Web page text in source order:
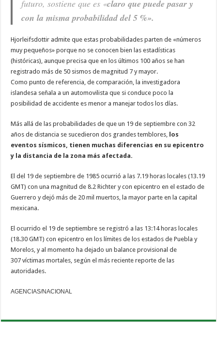
futuro, sostiene que es «claro que puede pasar y
con la misma probabilidad del 5 %».
Hjorleifsdottir admite que estas probabilidades parten de «números
muy pequeños» porque no se conocen bien las estadísticas
(históricas), aunque precisa que en los últimos 100 años se han
registrado más de 50 sismos de magnitud 7 y mayor.
Como punto de referencia, de comparación, la investigadora
islandesa señala a un automovilista que si conduce poco la
posibilidad de accidente es menor a manejar todos los días.
Más allá de las probabilidades de que un 19 de septiembre con 32
años de distancia se sucedieron dos grandes temblores, los
eventos sísmicos, tienen muchas diferencias en su epicentro
y la distancia de la zona más afectada.
El del 19 de septiembre de 1985 ocurrió a las 7.19 horas locales (13.19
GMT) con una magnitud de 8.2 Richter y con epicentro en el estado de
Guerrero y dejó más de 20 mil muertos, la mayor parte en la capital
mexicana.
El ocurrido el 19 de septiembre se registró a las 13:14 horas locales
(18.30 GMT) con epicentro en los límites de los estados de Puebla y
Morelos, y al momento ha dejado un balance provisional de
307 víctimas mortales, según el más reciente reporte de las
autoridades.
AGENCIAS/NACIONAL